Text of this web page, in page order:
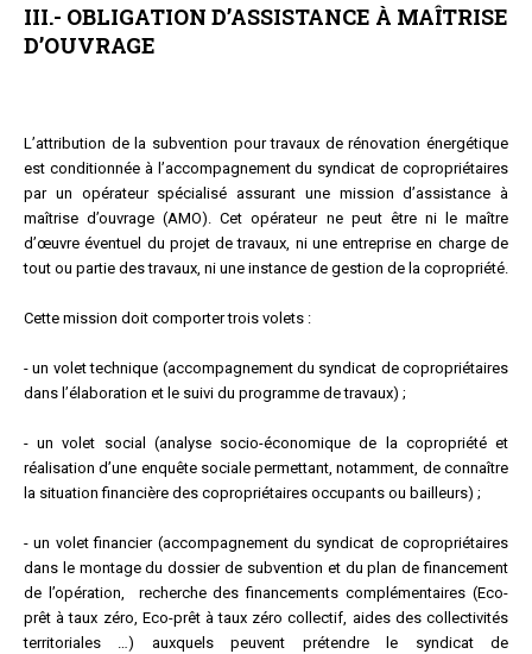
III.- OBLIGATION D’ASSISTANCE À MAÎTRISE
D’OUVRAGE
L’attribution de la subvention pour travaux de rénovation énergétique
est conditionnée à l’accompagnement du syndicat de copropriétaires
par un opérateur spécialisé assurant une mission d’assistance à
maîtrise d’ouvrage (AMO). Cet opérateur ne peut être ni le maître
d’œuvre éventuel du projet de travaux, ni une entreprise en charge de
tout ou partie des travaux, ni une instance de gestion de la copropriété.
Cette mission doit comporter trois volets :
- un volet technique (accompagnement du syndicat de copropriétaires
dans l’élaboration et le suivi du programme de travaux) ;
- un volet social (analyse socio-économique de la copropriété et
réalisation d’une enquête sociale permettant, notamment, de connaître
la situation financière des copropriétaires occupants ou bailleurs) ;
- un volet financier (accompagnement du syndicat de copropriétaires
dans le montage du dossier de subvention et du plan de financement
de l’opération, recherche des financements complémentaires (Eco-
prêt à taux zéro, Eco-prêt à taux zéro collectif, aides des collectivités
territoriales …) auxquels peuvent prétendre le syndicat de